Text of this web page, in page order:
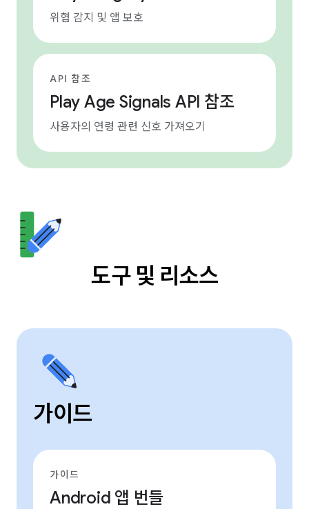
위협 감지 및 앱 보호
API 참조
Play Age Signals API 참조
사용자의 연령 관련 신호 가져오기
도구 및 리소스
가이드
가이드
Android 앱 번들